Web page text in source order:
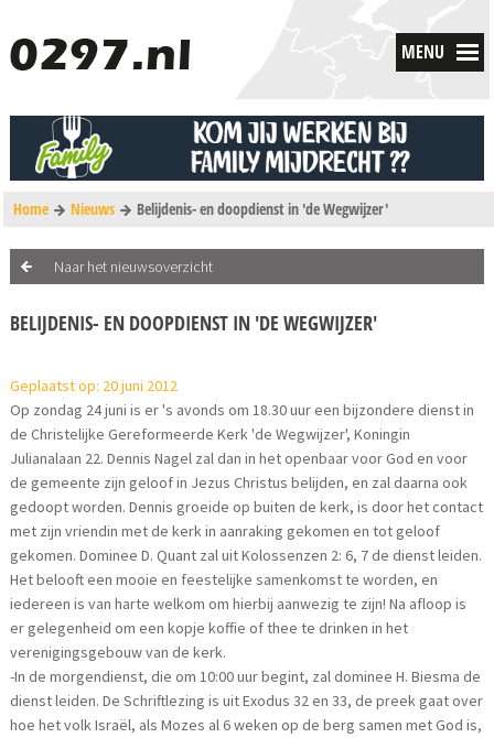
MENU
Home Nieuws Belijdenis- en doopdienst in 'de Wegwijzer'
Naar het nieuwsoverzicht
BELIJDENIS- EN DOOPDIENST IN 'DE WEGWIJZER'
Geplaatst op: 20 juni 2012
Op zondag 24 juni is er 's avonds om 18.30 uur een bijzondere dienst in
de Christelijke Gereformeerde Kerk 'de Wegwijzer', Koningin
Julianalaan 22. Dennis Nagel zal dan in het openbaar voor God en voor
de gemeente zijn geloof in Jezus Christus belijden, en zal daarna ook
gedoopt worden. Dennis groeide op buiten de kerk, is door het contact
met zijn vriendin met de kerk in aanraking gekomen en tot geloof
gekomen. Dominee D. Quant zal uit Kolossenzen 2: 6, 7 de dienst leiden.
Het belooft een mooie en feestelijke samenkomst te worden, en
iedereen is van harte welkom om hierbij aanwezig te zijn! Na afloop is
er gelegenheid om een kopje koffie of thee te drinken in het
verenigingsgebouw van de kerk.
-In de morgendienst, die om 10:00 uur begint, zal dominee H. Biesma de
dienst leiden. De Schriftlezing is uit Exodus 32 en 33, de preek gaat over
hoe het volk Israël, als Mozes al 6 weken op de berg samen met God is,